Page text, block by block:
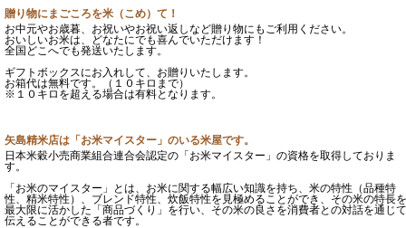
贈り物にまごころを米（こめ）て！
お中元やお歳暮、お祝いやお祝い返しなど贈り物にもご利用ください。
おいしいお米は、どなたにでも喜んでいただけます！
全国どこへでも発送いたします。
ギフトボックスにお入れして、お贈りいたします。
お箱代は無料です。（１０キロまで）
※１０キロを超える場合は有料となります。
矢島精米店は「お米マイスター」のいる米屋です。
日本米穀小売商業組合連合会認定の「お米マイスター」の資格を取得しておりま
す。
「お米のマイスター」とは、お米に関する幅広い知識を持ち、米の特性（品種特
性、精米特性）、ブレンド特性、炊飯特性を見極めることができ、その米の特長を
最大限に活かした「商品づくり」を行い、その米の良さを消費者との対話を通じて
伝えることができる者です。